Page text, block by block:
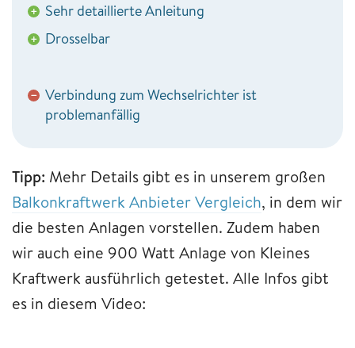
+ Sehr detaillierte Anleitung
+ Drosselbar
− Verbindung zum Wechselrichter ist
problemanfällig
Tipp: Mehr Details gibt es in unserem großen
Balkonkraftwerk Anbieter Vergleich, in dem wir
die besten Anlagen vorstellen. Zudem haben
wir auch eine 900 Watt Anlage von Kleines
Kraftwerk ausführlich getestet. Alle Infos gibt
es in diesem Video: